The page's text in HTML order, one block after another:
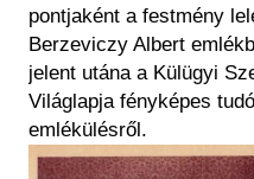
pontjaként a festmény
Berzeviczy Albert
jelent utána a Külügyi
Világlapja fényképes
emlékülésről.
Image